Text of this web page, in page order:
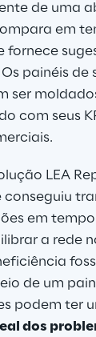
de uma
em
fornece
painéis de
ser
com seus
LEA
conseguiu
em
a rede
de um
podem ter
dos